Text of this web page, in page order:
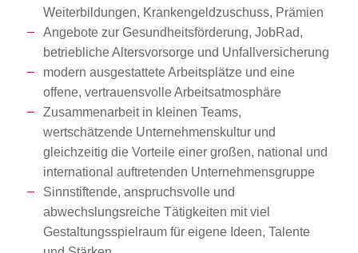
Weiterbildungen, Krankengeldzuschuss, Prämien
Angebote zur Gesundheitsförderung, JobRad,
betriebliche Altersvorsorge und Unfallversicherung
modern ausgestattete Arbeitsplätze und eine
offene, vertrauensvolle Arbeitsatmosphäre
Zusammenarbeit in kleinen Teams,
wertschätzende Unternehmenskultur und
gleichzeitig die Vorteile einer großen, national und
international auftretenden Unternehmensgruppe
Sinnstiftende, anspruchsvolle und
abwechslungsreiche Tätigkeiten mit viel
Gestaltungsspielraum für eigene Ideen, Talente